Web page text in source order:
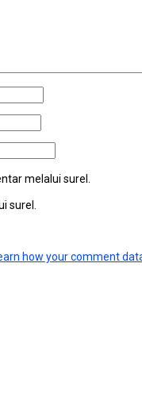
melalui surel.
surel.
how your comment